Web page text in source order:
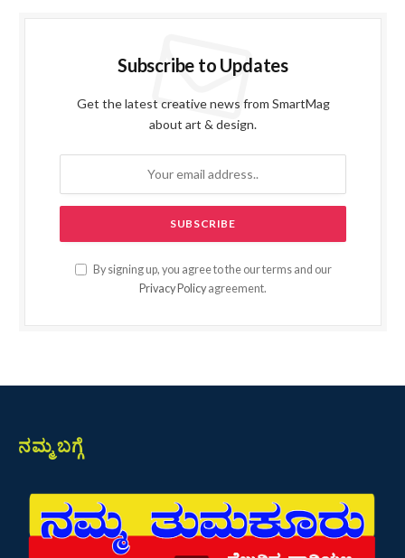
Subscribe to Updates
Get the latest creative news from SmartMag
about art & design.
By signing up, you agree to the our terms and our
Privacy Policy agreement.
ನಮ್ಮ ಬಗ್ಗೆ